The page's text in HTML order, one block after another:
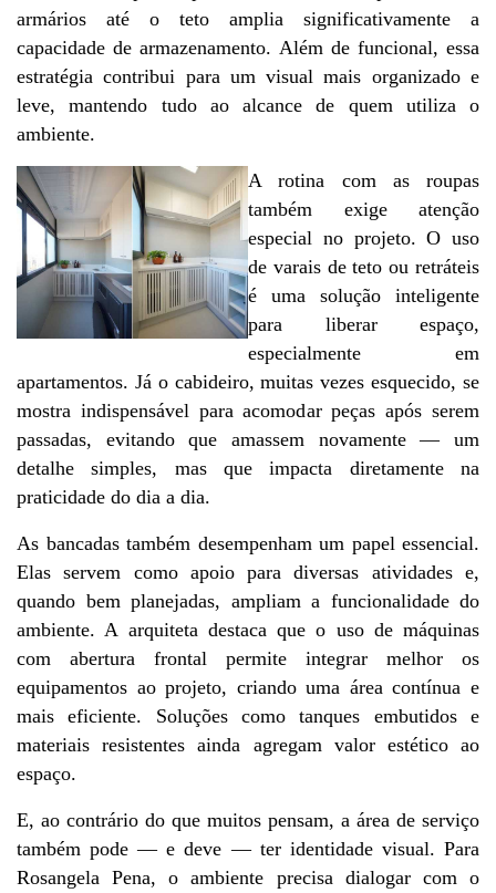
armários até o teto amplia significativamente a
capacidade de armazenamento. Além de funcional, essa
estratégia contribui para um visual mais organizado e
leve, mantendo tudo ao alcance de quem utiliza o
ambiente.
A rotina com as roupas
também exige atenção
especial no projeto. O uso
de varais de teto ou retráteis
é uma solução inteligente
para liberar espaço,
especialmente em
apartamentos. Já o cabideiro, muitas vezes esquecido, se
mostra indispensável para acomodar peças após serem
passadas, evitando que amassem novamente — um
detalhe simples, mas que impacta diretamente na
praticidade do dia a dia.
As bancadas também desempenham um papel essencial.
Elas servem como apoio para diversas atividades e,
quando bem planejadas, ampliam a funcionalidade do
ambiente. A arquiteta destaca que o uso de máquinas
com abertura frontal permite integrar melhor os
equipamentos ao projeto, criando uma área contínua e
mais eficiente. Soluções como tanques embutidos e
materiais resistentes ainda agregam valor estético ao
espaço.
E, ao contrário do que muitos pensam, a área de serviço
também pode — e deve — ter identidade visual. Para
Rosangela Pena, o ambiente precisa dialogar com o